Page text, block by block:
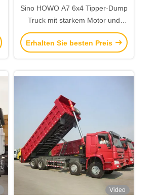
Sino HOWO A7 6x4 Tipper-Dump
Truck mit starkem Motor und
großer Ladekapazität
Erhalten Sie besten Preis
Video